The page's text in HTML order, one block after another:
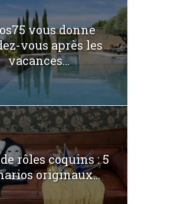
vous donne
vous après les
vacances...
rôles coquins : 5
originaux...